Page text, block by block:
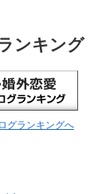
ンキング
グランキングへ